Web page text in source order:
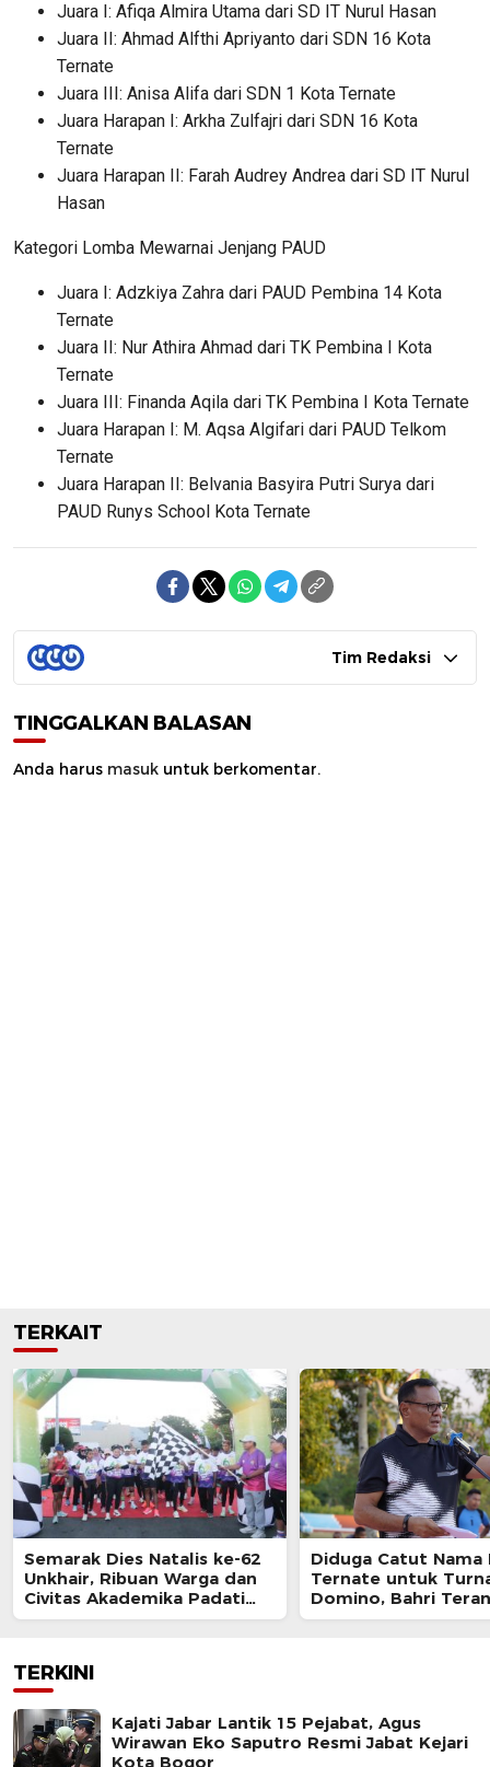
Juara I: Afiqa Almira Utama dari SD IT Nurul Hasan
Juara II: Ahmad Alfthi Apriyanto dari SDN 16 Kota
Ternate
Juara III: Anisa Alifa dari SDN 1 Kota Ternate
Juara Harapan I: Arkha Zulfajri dari SDN 16 Kota
Ternate
Juara Harapan II: Farah Audrey Andrea dari SD IT Nurul
Hasan
Kategori Lomba Mewarnai Jenjang PAUD
Juara I: Adzkiya Zahra dari PAUD Pembina 14 Kota
Ternate
Juara II: Nur Athira Ahmad dari TK Pembina I Kota
Ternate
Juara III: Finanda Aqila dari TK Pembina I Kota Ternate
Juara Harapan I: M. Aqsa Algifari dari PAUD Telkom
Ternate
Juara Harapan II: Belvania Basyira Putri Surya dari
PAUD Runys School Kota Ternate
Tim Redaksi
TINGGALKAN BALASAN
Anda harus masuk untuk berkomentar.
TERKAIT
Semarak Dies Natalis ke-62
Unkhair, Ribuan Warga dan
Civitas Akademika Padati
Fun Run-Fun Walk
Diduga Catut Nama
Ternate untuk
Domino, Bahri
Diproses Hukum
TERKINI
Kajati Jabar Lantik 15 Pejabat, Agus
Wirawan Eko Saputro Resmi Jabat Kejari
Kota Bogor